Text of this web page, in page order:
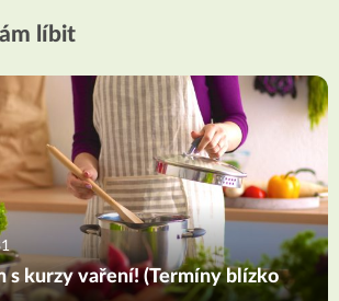
líbit
s kurzy vaření! (Termíny blízko